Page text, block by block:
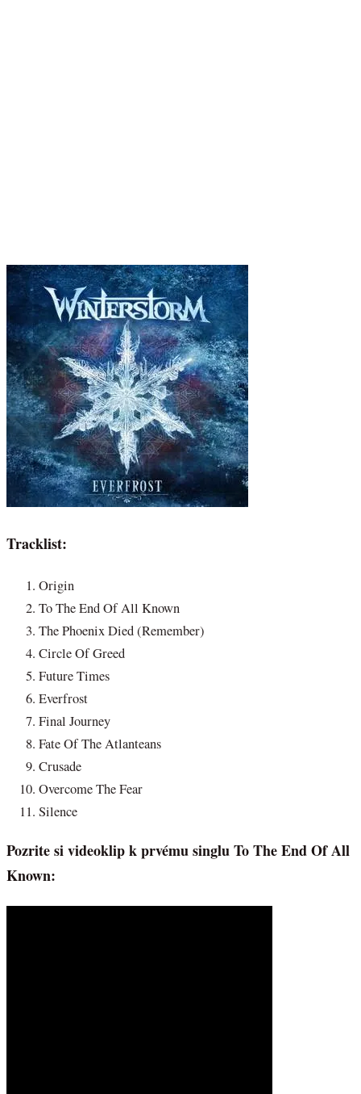
Tracklist:
Origin
To The End Of All Known
The Phoenix Died (Remember)
Circle Of Greed
Future Times
Everfrost
Final Journey
Fate Of The Atlanteans
Crusade
Overcome The Fear
Silence
Pozrite si videoklip k prvému singlu To The End Of All
Known: